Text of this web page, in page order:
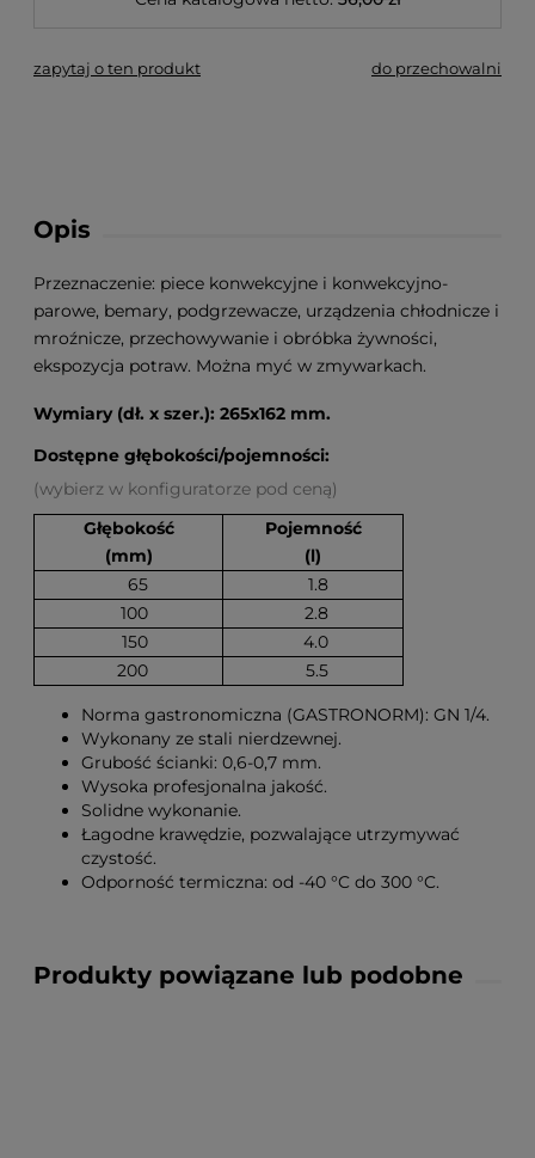
zapytaj o ten produkt do przechowalni
Opis
Przeznaczenie: piece konwekcyjne i konwekcyjno-
parowe, bemary, podgrzewacze, urządzenia chłodnicze i
mroźnicze, przechowywanie i obróbka żywności,
ekspozycja potraw. Można myć w zmywarkach.
Wymiary (dł. x szer.): 265x162 mm.
Dostępne głębokości/pojemności:
(wybierz w konfiguratorze pod ceną)
Głębokość
(mm)
Pojemność
(l)
65
1.8
100
2.8
150
4.0
200
5.5
Norma gastronomiczna (GASTRONORM): GN 1/4.
Wykonany ze stali nierdzewnej.
Grubość ścianki: 0,6-0,7 mm.
Wysoka profesjonalna jakość.
Solidne wykonanie.
Łagodne krawędzie, pozwalające utrzymywać
czystość.
Odporność termiczna: od -40 °C do 300 °C.
Produkty powiązane lub podobne